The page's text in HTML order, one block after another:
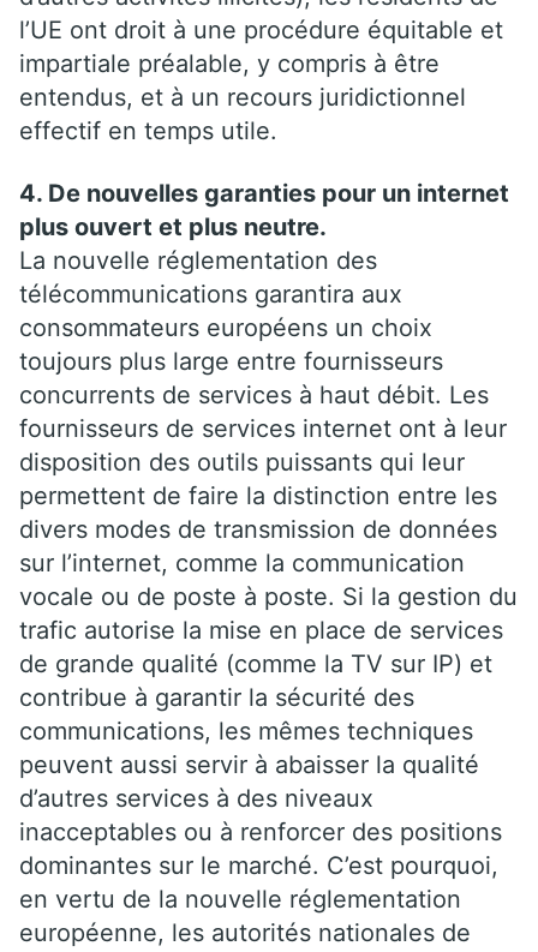
l’UE ont droit à une procédure équitable et
impartiale préalable, y compris à être
entendus, et à un recours juridictionnel
effectif en temps utile.
4. De nouvelles garanties pour un internet
plus ouvert et plus neutre.
La nouvelle réglementation des
télécommunications garantira aux
consommateurs européens un choix
toujours plus large entre fournisseurs
concurrents de services à haut débit. Les
fournisseurs de services internet ont à leur
disposition des outils puissants qui leur
permettent de faire la distinction entre les
divers modes de transmission de données
sur l’internet, comme la communication
vocale ou de poste à poste. Si la gestion du
trafic autorise la mise en place de services
de grande qualité (comme la TV sur IP) et
contribue à garantir la sécurité des
communications, les mêmes techniques
peuvent aussi servir à abaisser la qualité
d’autres services à des niveaux
inacceptables ou à renforcer des positions
dominantes sur le marché. C’est pourquoi,
en vertu de la nouvelle réglementation
européenne, les autorités nationales de